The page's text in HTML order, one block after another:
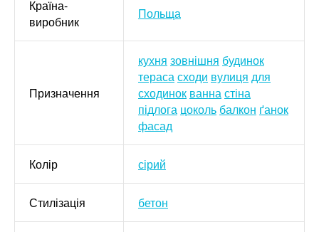
Країна-
виробник
Польща
Призначення
кухня зовнішня будинок
терасасходи вулиця для
сходинок ваннастіна
підлога цоколь балкон ґанок
фасад
Колір сірий
Стилізація бетон